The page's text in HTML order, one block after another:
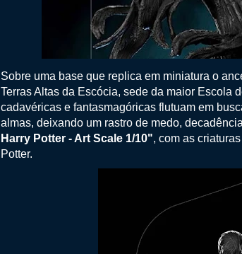
Sobre uma base que replica em miniatura o
Terras Altas da Escócia, sede da maior Escola
cadavéricas e fantasmagóricas flutuam em
almas, deixando um rastro de medo,
Harry Potter - Art Scale 1/10", com as
Potter.